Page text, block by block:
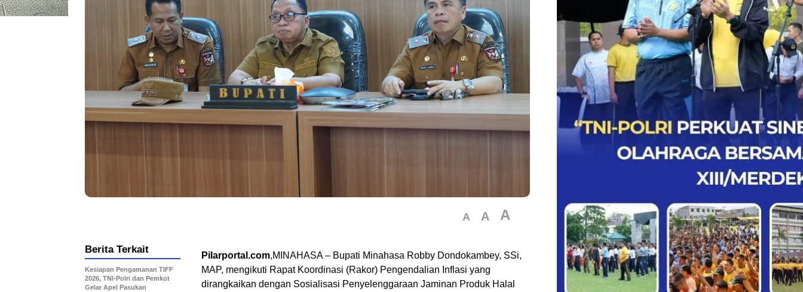
A A A
Pilarportal.com,MINAHASA – Bupati Minahasa Robby Dondokambey, SSi,
MAP, mengikuti Rapat Koordinasi (Rakor) Pengendalian Inflasi yang
dirangkaikan dengan Sosialisasi Penyelenggaraan Jaminan Produk Halal
Berita Terkait
Kesiapan Pengamanan TIFF
2026, TNI-Polri dan Pemkot
Gelar Apel Pasukan